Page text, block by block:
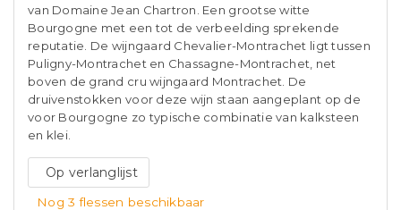
van Domaine Jean Chartron. Een grootse witte
Bourgogne met een tot de verbeelding sprekende
reputatie. De wijngaard Chevalier-Montrachet ligt tussen
Puligny-Montrachet en Chassagne-Montrachet, net
boven de grand cru wijngaard Montrachet. De
druivenstokken voor deze wijn staan aangeplant op de
voor Bourgogne zo typische combinatie van kalksteen
en klei.
Op verlanglijst
Nog 3 flessen beschikbaar